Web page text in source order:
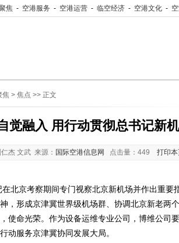
焦 - 空港服务 - 空港运营 - 临空经济 - 空港文化 -
焦 > 焦点 >> 正文
觉融入 用行动贯彻总书记新
杰 文武 来源： 国际空港信息网 点击量： 449 打印本
京考察期间专门视察北京新机场并作出重要
，形成京津冀世界级机场群、协调北京新老两
使命光荣。作为设备运维专业公司，博维公司
动服务京津冀协同发展大局。